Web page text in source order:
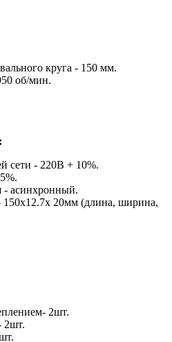
круга - 150 мм.
об/мин.
сети - 220В + 10%.
- асинхронный.
150х12.7х 20мм (длина, ширина,
2шт.
2шт.